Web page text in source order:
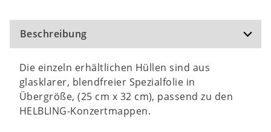
Beschreibung
Die einzeln erhältlichen Hüllen sind aus
glasklarer, blendfreier Spezialfolie in
Übergröße, (25 cm x 32 cm), passend zu den
HELBLING-Konzertmappen.